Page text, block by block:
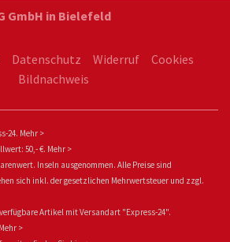
GmbH in Bielefeld
Datenschutz Widerruf
Cookies
Bildnachweis
24. Mehr >
50,- €. Mehr >
Inseln ausgenommen. Alle Preise sind
sich inkl. der gesetzlichen Mehrwertsteuer und zzgl.
Artikel mit Versandart "Express-24".
Mehr >